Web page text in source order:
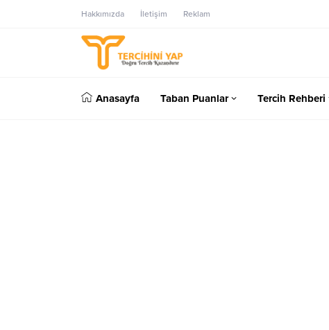
Hakkımızda İletişim Reklam
Anasayfa Taban Puanlar Tercih Rehberi